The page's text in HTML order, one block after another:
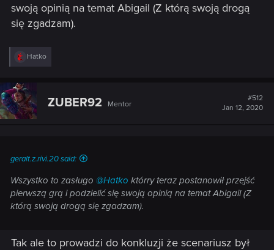
swoją opinią na temat Abigail (Z którą swoją drogą
się zgadzam).
R
e
c
t
i
o
Hatko
ZUBER92 Mentor
#512
Jan 12, 2020
geralt.z.rivi.20 said:
Wszystko to zasługo @Hatko którry teraz postanowił przejść
pierwszą grą i podzielić się swoją opinią na temat Abigail (Z
którą swoją drogą się zgadzam).
Tak ale to prowadzi do konkluzji że scenariusz był